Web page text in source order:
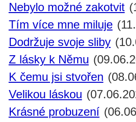
Nebylo možné zakotvit
Tím více mne miluje
Dodržuje svoje sliby
Z lásky k Němu
K čemu jsi stvořen
Velikou láskou
Krásné probuzení